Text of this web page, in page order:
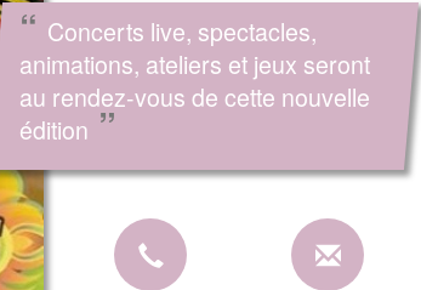
“ Concerts live, spectacles,
animations, ateliers et jeux seront
au rendez-vous de cette nouvelle
édition ”